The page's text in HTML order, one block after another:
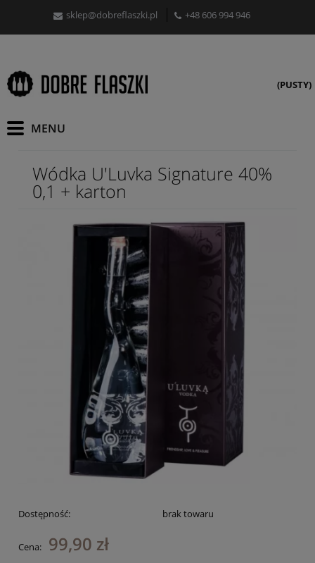
sklep@dobreflaszki.pl +48 606 994 946
(PUSTY)
Wódka U'Luvka Signature 40%
0,1 + karton
Dostępność: brak towaru
Cena: 99,90 zł